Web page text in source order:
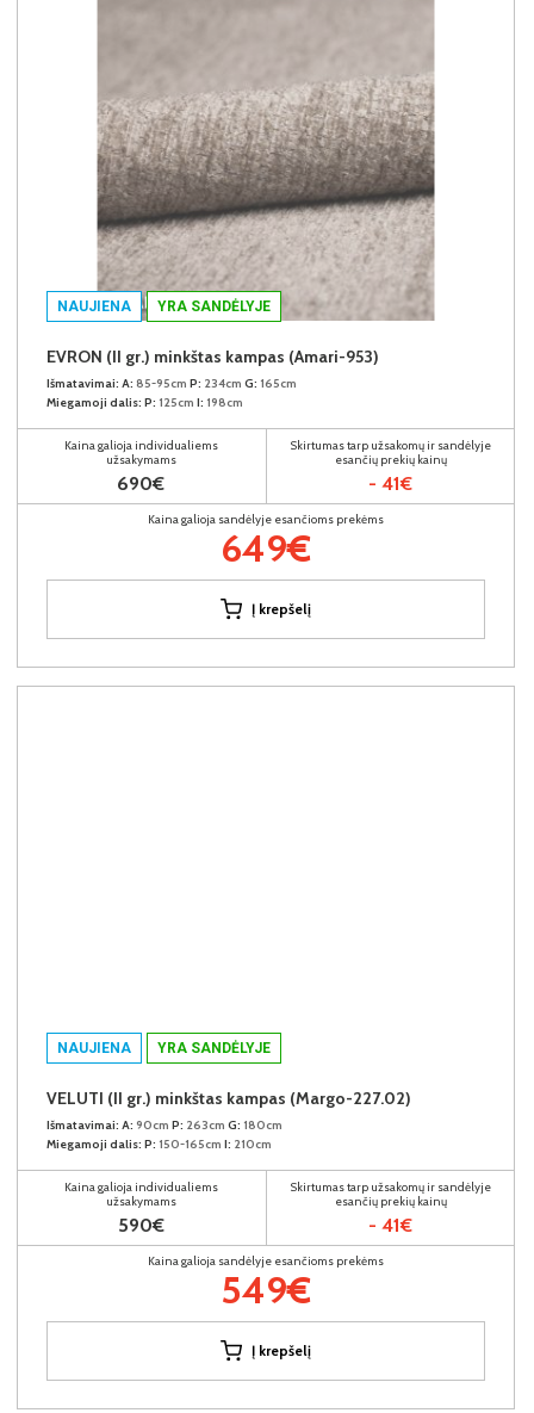
NAUJIENA YRA SANDĖLYJE
EVRON (II gr.) minkštas kampas (Amari-953)
Išmatavimai: A: 85-95cm P: 234cm G: 165cm
Miegamoji dalis: P: 125cm I: 198cm
Kaina galioja individualiems
užsakymams
690€
Skirtumas tarp užsakomų ir sandėlyje
esančių prekių kainų
- 41€
Kaina galioja sandėlyje esančioms prekėms
649€
Į krepšelį
NAUJIENA YRA SANDĖLYJE
VELUTI (II gr.) minkštas kampas (Margo-227.02)
Išmatavimai: A: 90cm P: 263cm G: 180cm
Miegamoji dalis: P: 150-165cm I: 210cm
Kaina galioja individualiems
užsakymams
590€
Skirtumas tarp užsakomų ir sandėlyje
esančių prekių kainų
- 41€
Kaina galioja sandėlyje esančioms prekėms
549€
Į krepšelį